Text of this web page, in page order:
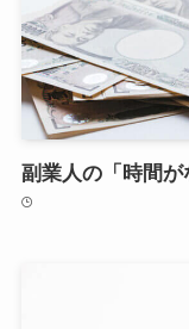
副業人の「時間